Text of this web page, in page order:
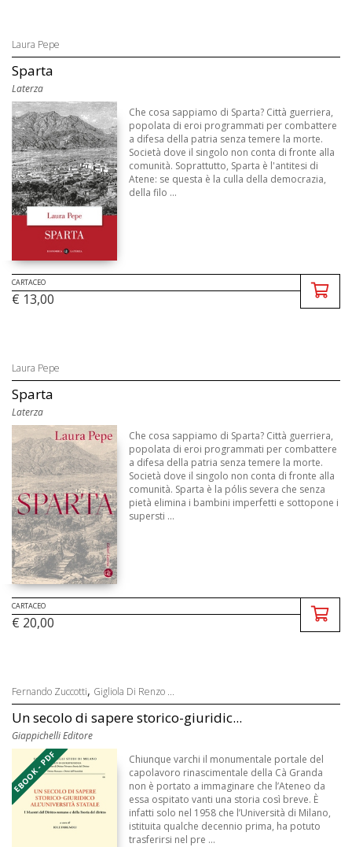
Laura Pepe
Sparta
Laterza
Che cosa sappiamo di Sparta? Città guerriera,
popolata di eroi programmati per combattere
a difesa della patria senza temere la morte.
Società dove il singolo non conta di fronte alla
comunità. Soprattutto, Sparta è l'antitesi di
Atene: se questa è la culla della democrazia,
della filo ...
CARTACEO
€ 13,00
Laura Pepe
Sparta
Laterza
Che cosa sappiamo di Sparta? Città guerriera,
popolata di eroi programmati per combattere
a difesa della patria senza temere la morte.
Società dove il singolo non conta di fronte alla
comunità. Sparta è la pólis severa che senza
pietà elimina i bambini imperfetti e sottopone i
supersti ...
CARTACEO
€ 20,00
Fernando Zuccotti, Gigliola Di Renzo ...
Un secolo di sapere storico-giuridic...
Giappichelli Editore
EBOOK - PDF
Chiunque varchi il monumentale portale del
capolavoro rinascimentale della Cà Granda
non è portato a immaginare che l’Ateneo da
essa ospitato vanti una storia così breve. È
infatti solo nel 1958 che l’Università di Milano,
istituita qualche decennio prima, ha potuto
trasferirsi nel pre ...